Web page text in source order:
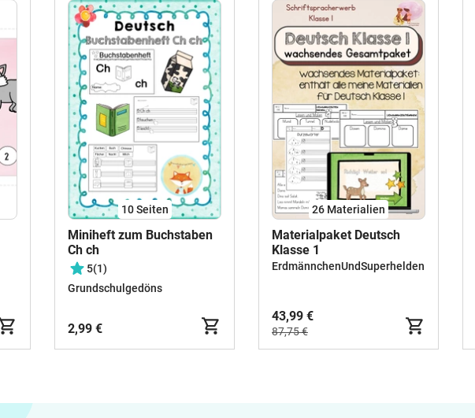
10Seiten
Miniheft zum Buchstaben
Ch ch
5(1)
Grundschulgedöns
2,99 €
26 Materialien
Materialpaket Deutsch
Klasse 1
ErdmännchenUndSuperhelden
43,99 €
87,75 €